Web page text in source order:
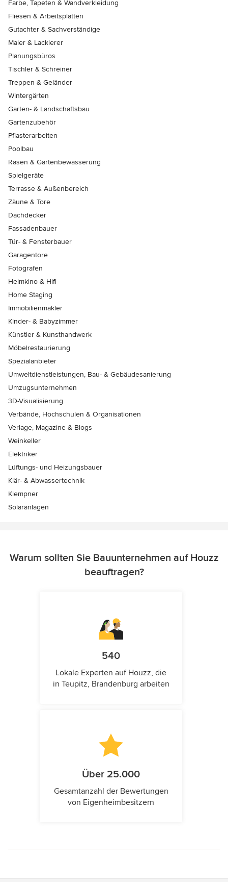
Farbe, Tapeten & Wandverkleidung
Fliesen & Arbeitsplatten
Gutachter & Sachverständige
Maler & Lackierer
Planungsbüros
Tischler & Schreiner
Treppen & Geländer
Wintergärten
Garten- & Landschaftsbau
Gartenzubehör
Pflasterarbeiten
Poolbau
Rasen & Gartenbewässerung
Spielgeräte
Terrasse & Außenbereich
Zäune & Tore
Dachdecker
Fassadenbauer
Tür- & Fensterbauer
Garagentore
Fotografen
Heimkino & Hifi
Home Staging
Immobilienmakler
Kinder- & Babyzimmer
Künstler & Kunsthandwerk
Möbelrestaurierung
Spezialanbieter
Umweltdienstleistungen, Bau- & Gebäudesanierung
Umzugsunternehmen
3D-Visualisierung
Verbände, Hochschulen & Organisationen
Verlage, Magazine & Blogs
Weinkeller
Elektriker
Lüftungs- und Heizungsbauer
Klär- & Abwassertechnik
Klempner
Solaranlagen
Warum sollten Sie Bauunternehmen auf Houzz
beauftragen?
540
Lokale Experten auf Houzz, die
in Teupitz, Brandenburg arbeiten
Über 25.000
Gesamtanzahl der Bewertungen
von Eigenheimbesitzern